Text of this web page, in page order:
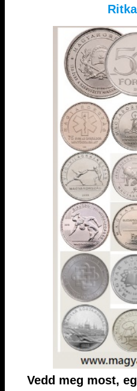
Vedd meg most,